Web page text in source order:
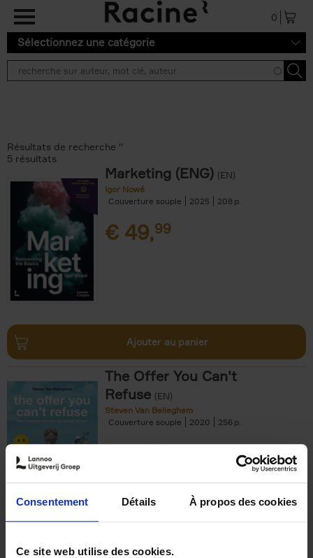
Consentement Détails À propos des cookies
Ce site web utilise des cookies.
Aller au contenu principal
0
Sélectionnez une catégorie
Résultats de recherche ''
5 résultats
Marketing (ENG) (EN)
Igor Nowé
Couverture souple
2025 208
€ 49,99
Ajouter au panier
The Offer You Can't
Refuse (EN)
Steven Van Belleghem
Couverture souple
2020 256
€37,50